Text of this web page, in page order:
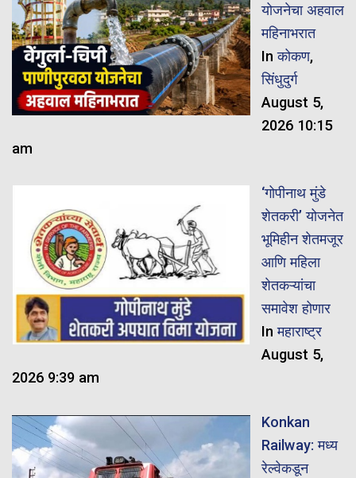
योजनेचा अहवाल
महिनाभरात
Inकोकण,
सिंधुदुर्ग
August 5,
2026 10:15
am
‘गोपीनाथ मुंडे
शेतकरी’ योजनेत
भूमिहीन शेतमजूर
आणि महिला
शेतकऱ्यांचा
समावेश होणार
Inमहाराष्ट्र
August 5,
2026 9:39 am
Konkan
Railway: मध्य
रेल्वेकडून